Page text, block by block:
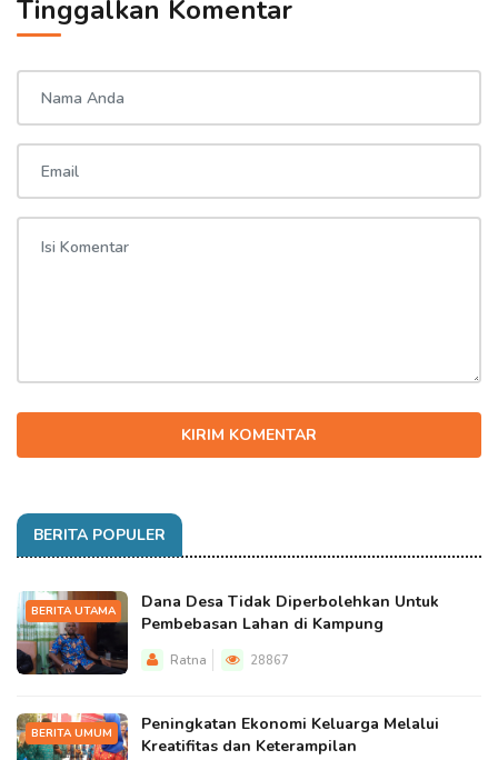
Tinggalkan Komentar
KIRIM KOMENTAR
BERITA POPULER
BERITA UTAMA
Dana Desa Tidak Diperbolehkan Untuk
Pembebasan Lahan di Kampung
Ratna 28867
BERITA UMUM
Peningkatan Ekonomi Keluarga Melalui
Kreatifitas dan Keterampilan